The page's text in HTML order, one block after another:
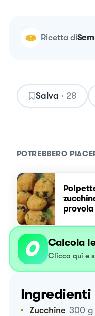
ricetta di
Salva · 28
POTREBBERO
provola
Calcola
Clicca qui e
Ingredienti
Zucchine 300 g